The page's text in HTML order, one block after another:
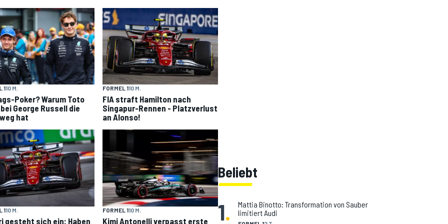
110 M.
Poker? Warum Toto
George Russell die
hat
FORMEL 110 M.
FIA straft Hamilton nach
Singapur-Rennen - Platzverlust
an Alonso!
110 M.
gesteht sich ein: Haben
FORMEL 110 M.
Kimi Antonelli verpasst erste
Beliebt
1.
Mattia Binotto: Transformation von Sauber
limitiert Audi